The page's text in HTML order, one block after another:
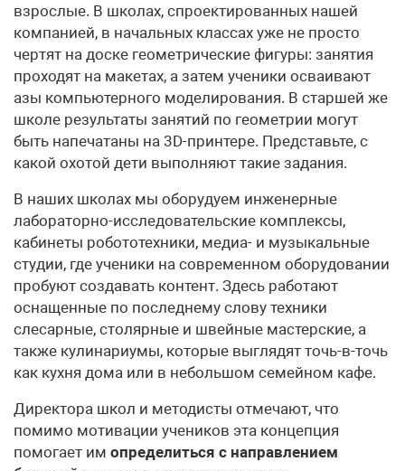
взрослые. В школах, спроектированных нашей
компанией, в начальных классах уже не просто
чертят на доске геометрические фигуры: занятия
проходят на макетах, а затем ученики осваивают
азы компьютерного моделирования. В старшей же
школе результаты занятий по геометрии могут
быть напечатаны на 3D-принтере. Представьте, с
какой охотой дети выполняют такие задания.
В наших школах мы оборудуем инженерные
лабораторно-исследовательские комплексы,
кабинеты робототехники, медиа- и музыкальные
студии, где ученики на современном оборудовании
пробуют создавать контент. Здесь работают
оснащенные по последнему слову техники
слесарные, столярные и швейные мастерские, а
также кулинариумы, которые выглядят точь-в-точь
как кухня дома или в небольшом семейном кафе.
Директора школ и методисты отмечают, что
помимо мотивации учеников эта концепция
помогает им определиться с направлением